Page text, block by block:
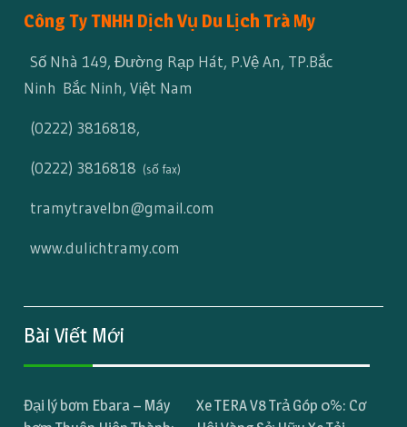
Công Ty TNHH Dịch Vụ Du Lịch Trà My
Số Nhà 149, Đường Rạp Hát, P.Vệ An, TP.Bắc
Ninh Bắc Ninh, Việt Nam
(0222) 3816818,
(0222) 3816818 (số fax)
tramytravelbn@gmail.com
www.dulichtramy.com
Bài Viết Mới
Đại lý bơm Ebara – Máy
Xe TERA V8 Trả Góp 0%: Cơ